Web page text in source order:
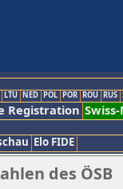
LTU NED POL POR ROU RUS
Registration
Elo FIDE
des ÖSB